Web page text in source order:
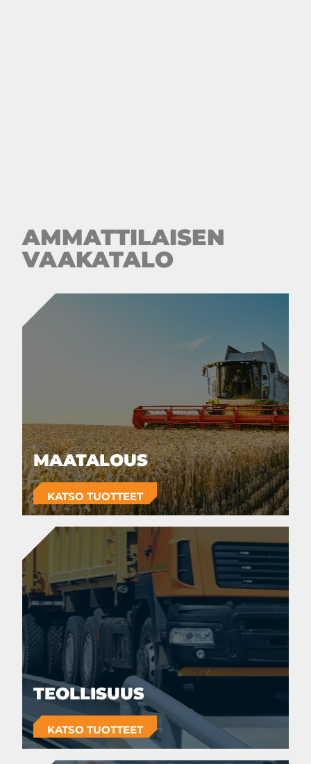
AMMATTILAISEN
VAAKATALO
MAATALOUS
KATSO TUOTTEET
TEOLLISUUS
KATSO TUOTTEET